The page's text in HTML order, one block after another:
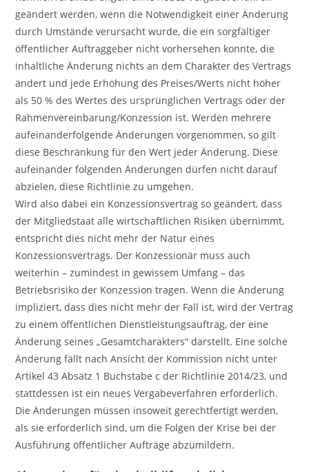
geändert werden, wenn die Notwendigkeit einer Änderung
durch Umstände verursacht wurde, die ein sorgfältiger
öffentlicher Auftraggeber nicht vorhersehen konnte, die
inhaltliche Änderung nichts an dem Charakter des Vertrags
ändert und jede Erhöhung des Preises/Werts nicht höher
als 50 % des Wertes des ursprünglichen Vertrags oder der
Rahmenvereinbarung/Konzession ist. Werden mehrere
aufeinanderfolgende Änderungen vorgenommen, so gilt
diese Beschränkung für den Wert jeder Änderung. Diese
aufeinander folgenden Änderungen dürfen nicht darauf
abzielen, diese Richtlinie zu umgehen.
Wird also dabei ein Konzessionsvertrag so geändert, dass
der Mitgliedstaat alle wirtschaftlichen Risiken übernimmt,
entspricht dies nicht mehr der Natur eines
Konzessionsvertrags. Der Konzessionär muss auch
weiterhin – zumindest in gewissem Umfang – das
Betriebsrisiko der Konzession tragen. Wenn die Änderung
impliziert, dass dies nicht mehr der Fall ist, wird der Vertrag
zu einem öffentlichen Dienstleistungsauftrag, der eine
Änderung seines „Gesamtcharakters“ darstellt. Eine solche
Änderung fällt nach Ansicht der Kommission nicht unter
Artikel 43 Absatz 1 Buchstabe c der Richtlinie 2014/23, und
stattdessen ist ein neues Vergabeverfahren erforderlich.
Die Änderungen müssen insoweit gerechtfertigt werden,
als sie erforderlich sind, um die Folgen der Krise bei der
Ausführung öffentlicher Aufträge abzumildern.